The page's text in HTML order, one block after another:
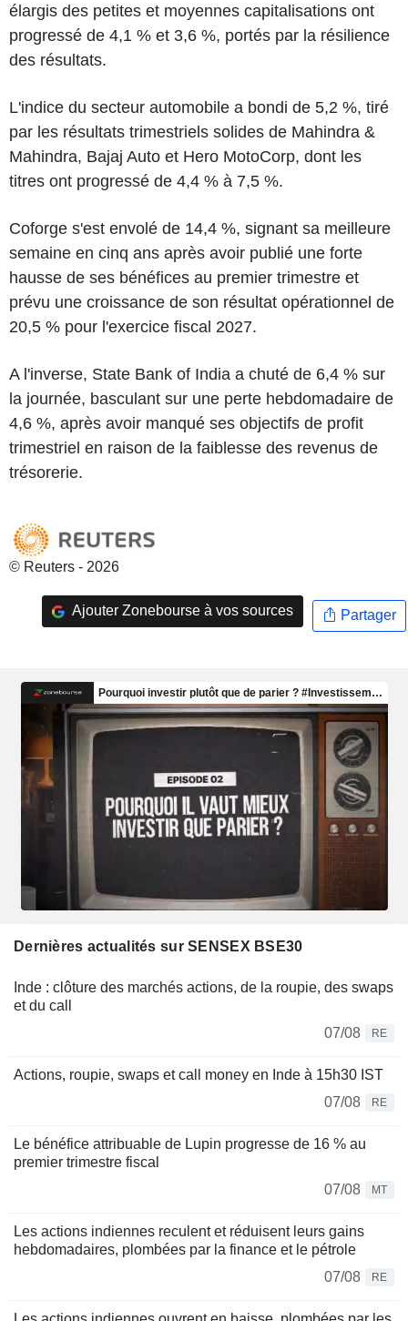
élargis des petites et moyennes capitalisations ont
progressé de 4,1 % et 3,6 %, portés par la résilience
des résultats.
L'indice du secteur automobile a bondi de 5,2 %, tiré
par les résultats trimestriels solides de Mahindra &
Mahindra, Bajaj Auto et Hero MotoCorp, dont les
titres ont progressé de 4,4 % à 7,5 %.
Coforge s'est envolé de 14,4 %, signant sa meilleure
semaine en cinq ans après avoir publié une forte
hausse de ses bénéfices au premier trimestre et
prévu une croissance de son résultat opérationnel de
20,5 % pour l'exercice fiscal 2027.
A l'inverse, State Bank of India a chuté de 6,4 % sur
la journée, basculant sur une perte hebdomadaire de
4,6 %, après avoir manqué ses objectifs de profit
trimestriel en raison de la faiblesse des revenus de
trésorerie.
© Reuters - 2026
Ajouter Zonebourse à vos sources Partager
Dernières actualités sur SENSEX BSE30
Inde : clôture des marchés actions, de la roupie, des swaps
et du call
07/08
RE
Actions, roupie, swaps et call money en Inde à 15h30 IST
07/08
RE
Le bénéfice attribuable de Lupin progresse de 16 % au
premier trimestre fiscal
07/08
MT
Les actions indiennes reculent et réduisent leurs gains
hebdomadaires, plombées par la finance et le pétrole
07/08
RE